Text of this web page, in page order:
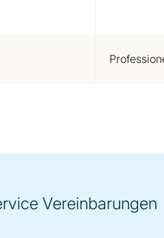
Vereinbarungen